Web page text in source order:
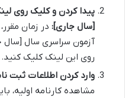
پیدا کردن و کلیک روی
[سال جاری]: در زمان
آزمون سراسری سال [سال
روی این لینک کلیک کنید.
وارد کردن اطلاعات ثبت
مشاهده کارنامه اولیه،